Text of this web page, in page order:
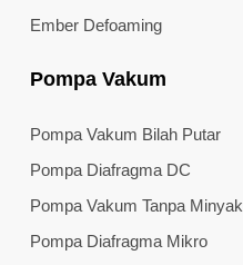
Ember Defoaming
Pompa Vakum
Pompa Vakum Bilah Putar
Pompa Diafragma DC
Pompa Vakum Tanpa Minyak
Pompa Diafragma Mikro